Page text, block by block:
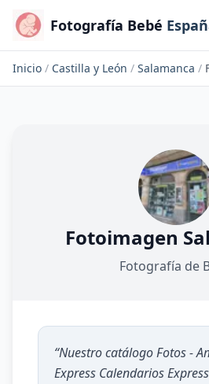
Fotografía Bebé
Inicio / Castilla y León / Salamanca /
Fotoimagen
Fotografía de
“Nuestro catálogo Fotos -
Express Calendarios